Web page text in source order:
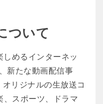
ついて
しめるインターネッ
新たな動画配信事
リジナルの生放送コ
、スポーツ、ドラマ